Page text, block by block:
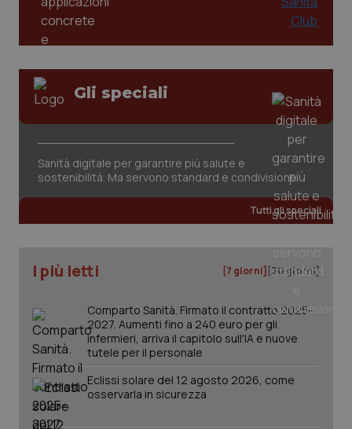
Gli speciali
Sanità digitale per garantire più salute e
sostenibilità. Ma servono standard e condivisione
Tutti gli speciali
I più letti [7 giorni] [30 giorni]
Comparto Sanità. Firmato il contratto 2025-
2027. Aumenti fino a 240 euro per gli
infermieri, arriva il capitolo sull'IA e nuove
tutele per il personale
Eclissi solare del 12 agosto 2026, come
osservarla in sicurezza
tracking-sites-ironfish-
tracking-enable
www.quotidianosanita.it
2
session-id
_ga